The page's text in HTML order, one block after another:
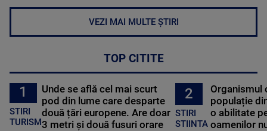
VEZI MAI MULTE ȘTIRI
TOP CITITE
1
STIRI
TURISM
Unde se află cel mai scurt
pod din lume care desparte
două țări europene. Are doar
3 metri și două fusuri orare
2
STIRI
STIINTA
Organismul
populație
o abilitate
oamenilor